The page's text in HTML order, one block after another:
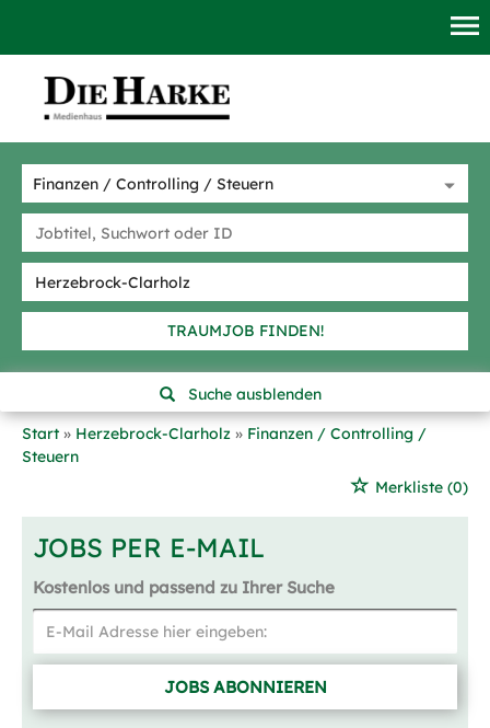
TRAUMJOB FINDEN!
Suche ausblenden
Start
Herzebrock-Clarholz
Finanzen / Controlling /
Steuern
Merkliste (0)
JOBS PER E-MAIL
Kostenlos und passend zu Ihrer Suche
JOBS ABONNIEREN